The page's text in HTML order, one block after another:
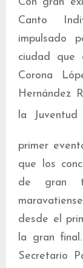
Canto
impulsado
ciudad que
Corona
Hernández
la
primer
que los
de gran
desde el
la gran
Secretario